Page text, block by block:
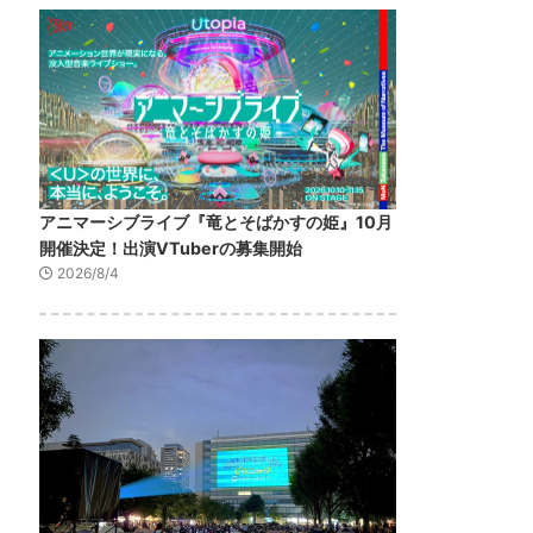
アニマーシブライブ『竜とそばかすの姫』10月
開催決定！出演VTuberの募集開始
2026/8/4